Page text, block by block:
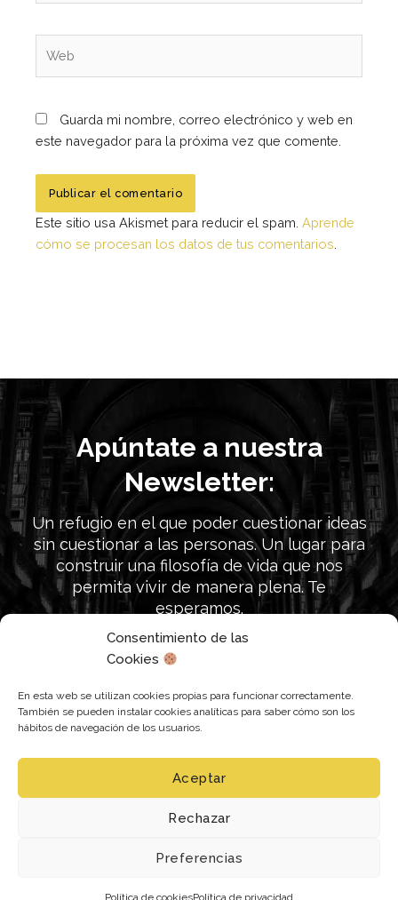
Consentimiento de las
Cookies
En esta web se utilizan cookies propias para funcionar correctamente.
También se pueden instalar cookies analíticas para saber cómo son los
hábitos de navegación de los usuarios.
Aceptar
Rechazar
Preferencias
Política de cookiesPolítica de privacidad
Guarda mi nombre, correo electrónico y web en
este navegador para la próxima vez que comente.
Este sitio usa Akismet para reducir el spam. Aprende
cómo se procesan los datos de tus comentarios
Apúntate a nuestra
Newsletter:
Un refugio en el que poder cuestionar ideas
sin cuestionar a las personas. Un lugar para
construir una filosofía de vida que nos
permita vivir de manera plena. Te
esperamos.
Únete a nuestra búsqueda
Política de privacidad